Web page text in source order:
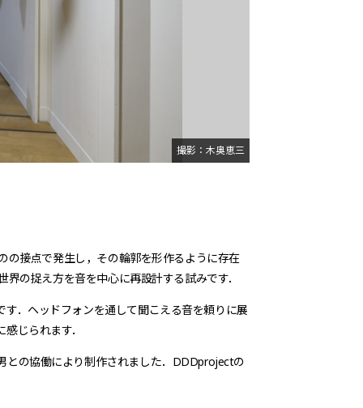
撮影：木奥恵三
の接点で発生し，その輪郭を形作るように存在
の捉え方を音を中心に再設計する試みです．
．ヘッドフォンを通して聞こえる音を頼りに展
じられます．
との協働により制作されました．DDDprojectの